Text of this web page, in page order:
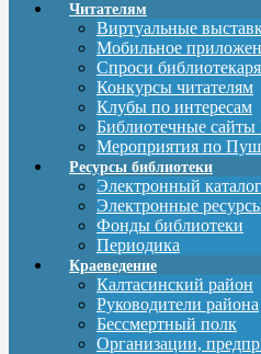
Читателям
Виртуальные
Мобильное
Спроси библиотекаря
Конкурсы читателям
Клубы по интересам
Библиотечные сайты
Мероприятия по
Ресурсы библиотеки
Электронный каталог
Электронные
Фонды библиотеки
Периодика
Краеведение
Калтасинский район
Руководители района
Бессмертный полк
Организации,